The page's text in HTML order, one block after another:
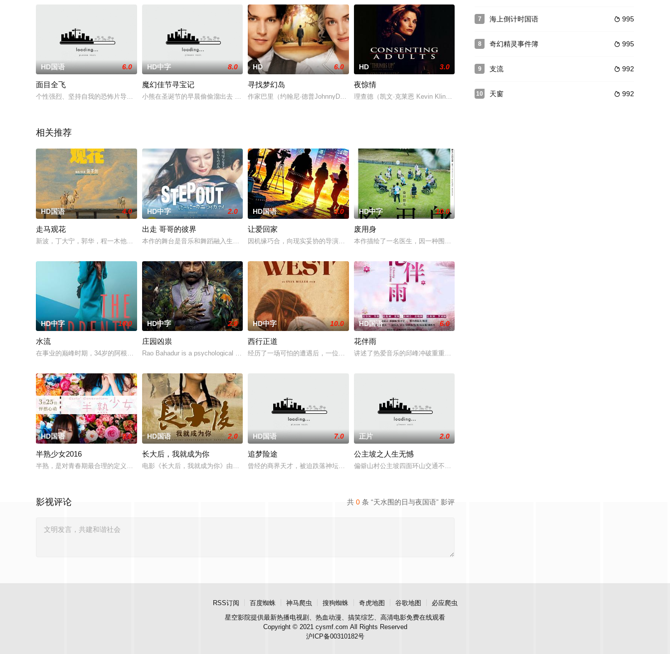
HD国语 6.0
面目全飞
个性强烈、坚持自我的恐怖片导演秦墨是一个认真严苛的工作狂，因为影片《三惊半夜》上映后遭遇一片骂声，导致职业生涯陷入危机
HD中字 8.0
魔幻佳节寻宝记
小熊在圣诞节的早晨偷偷溜出去 给他的父母、熊妈妈和熊爸爸找到了一份完美的礼物 结果却与一个邪恶的巫婆相交 女巫把他变成
HD 6.0
寻找梦幻岛
作家巴里（约翰尼·德普JohnnyDepp饰）正处于灵感枯竭期他每天经过公园的时候，都会看见里面有一帮小孩在嬉戏。他停
HD 3.0
夜惊情
理查德（凯文·克莱恩 Kevin Kline 饰）和妻子普莉希拉（玛丽·伊丽莎白·马斯特兰托尼奥 Mary Eliza
相关推荐
HD国语 4.0
走马观花
新波，丁大宁，郭华，程一木他们毕业于同一所大学。他们和很多年轻人一样，自以为是，敏感错弱，没有被认可的才华。他们来自不
HD中字 2.0
出走 哥哥的彼界
本作的舞台是音乐和舞蹈融入生活的冲绳。与母亲朱音、妹妹舞一起生活的照屋踊，憧憬舞蹈学校的丽莎，开始了舞蹈生涯。朱音为了
HD国语 3.0
让爱回家
因机缘巧合，向现实妥协的导演朱达仁萌生拍一部《河南人在北京》电影的念头，在说服主编姚松、老乡韩战、二房东杨小强加入后，
HD中字 10.0
废用身
本作描绘了一名医生，因一种围绕“废用身”——因瘫痪等原因已无恢复可能的四肢——的治疗方法，而一步步踏
HD中字 10.0
水流
在事业的巅峰时期，34岁的阿根廷造型师丽娜在瑞士的一场颁奖典礼后，被一种突如其来的冲动驱使。回到布宜诺斯艾利斯后，她什
HD中字 2.0
庄园凶祟
Rao Bahadur is a psychological drama set against the backdr
HD中字 10.0
西行正道
经历了一场可怕的遭遇后，一位小镇女子向疏远的哥哥借了钱，独自一人踏上穿越西德克萨斯州的旅程，寻求紧急医疗救助。一路上，
HD国语 6.0
花伴雨
讲述了热爱音乐的邱峰冲破重重阻力，克服种种困难，组建乐队追求自己的音乐梦想，并走出了困住他的亲情
HD国语 9.0
半熟少女2016
半熟，是对青春期最合理的定义，它是梦开始的地方，没有深思熟虑，只有最单纯的坚定，然而，在这个充满意外的年纪，未来似乎变
HD国语 2.0
长大后，我就成为你
电影《长大后，我就成为你》由中共四川省第十一届党代表、第十二届中华慈善奖最具爱心慈善楷模张彦杰老师的故事改编，通过创建
HD国语 7.0
追梦险途
曾经的商界天才，被迫跌落神坛。被那微不足道的成就麻醉过后他该如何面对现实，能改变他的命运的是谁？什么才是生命价值的真谛
正片 2.0
公主坡之人生无憾
偏僻山村公主坡四面环山交通不便，多为留守老人妇女儿童。退休市文化局干部张乐进心系故土，毅然回村助
共 0 条 “天水围的日与夜国语” 影评
影视评论
7  995
海上倒计时国语
8  995
奇幻精灵事件簿
9  992
支流
10  992
天窗
RSS订阅 百度蜘蛛 神马爬虫 搜狗蜘蛛 奇虎地图 谷歌地图
必应爬虫
星空影院提供最新热播电视剧、热血动漫、搞笑综艺、高清电影免费在线观看
Copyright © 2021 cysmf.com All Rights Reserved
沪ICP备00310182号